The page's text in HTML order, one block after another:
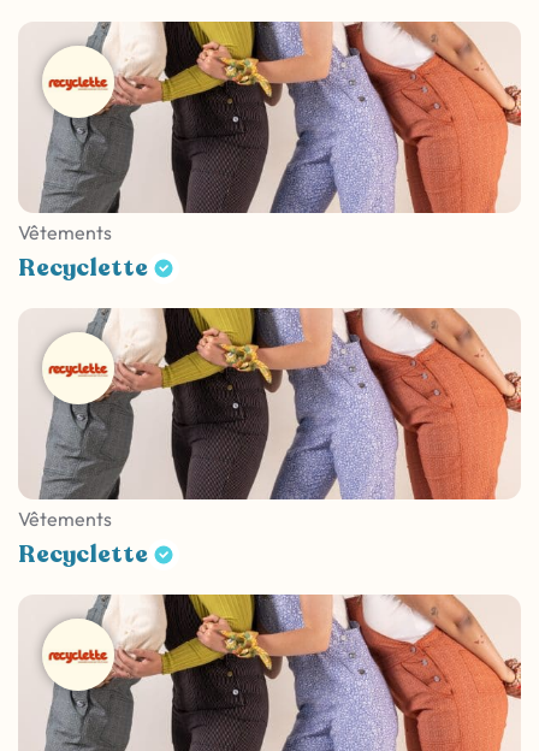
Vêtements
Recyclette
Vêtements
Recyclette